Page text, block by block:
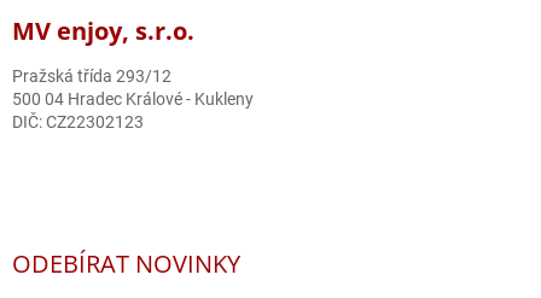
MV enjoy, s.r.o.
Pražská třída 293/12
500 04 Hradec Králové - Kukleny
DIČ: CZ22302123
ODEBÍRAT NOVINKY